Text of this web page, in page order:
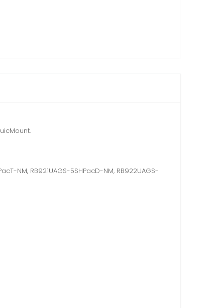
NM, RB921UAGS-5SHPacD-NM, RB922UAGS-